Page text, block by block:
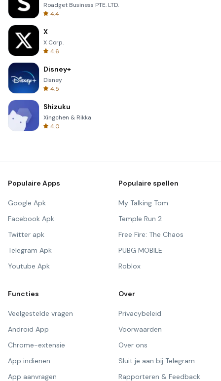
Roadget Business PTE. LTD.
4.4
X
X Corp.
4.6
Disney+
Disney
4.5
Shizuku
Xingchen & Rikka
4.0
Populaire Apps
Google Apk
Facebook Apk
Twitter apk
Telegram Apk
Youtube Apk
Populaire spellen
My Talking Tom
Temple Run 2
Free Fire: The Chaos
PUBG MOBILE
Roblox
Functies
Veelgestelde vragen
Android App
Chrome-extensie
App indienen
App aanvragen
Over
Privacybeleid
Voorwaarden
Over ons
Sluit je aan bij Telegram
Rapporteren & Feedback